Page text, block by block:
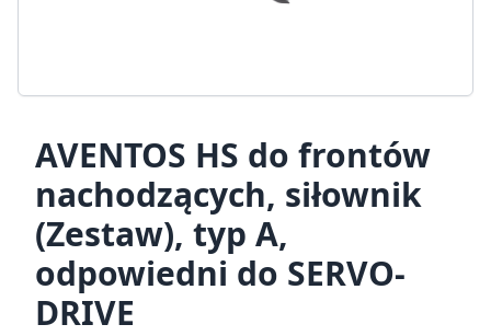
AVENTOS HS do frontów
nachodzących, siłownik
(Zestaw), typ A,
odpowiedni do SERVO-
DRIVE